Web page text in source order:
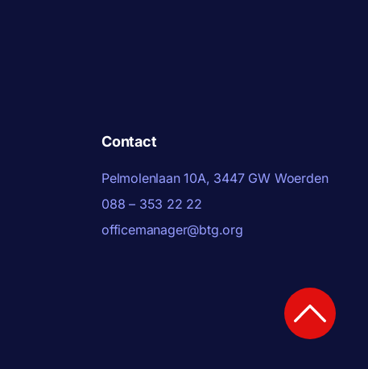
Contact
Pelmolenlaan 10A, 3447 GW Woerden
088 – 353 22 22
officemanager@btg.org